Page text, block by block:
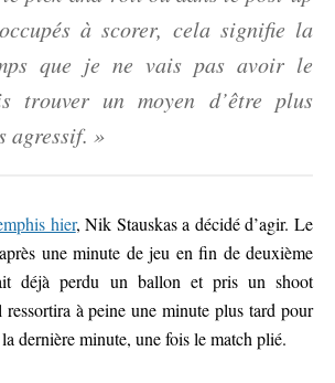
à scorer, cela signifie la
que je ne vais pas avoir le
trouver un moyen d’être plus
agressif. »
hier, Nik Stauskas a décidé d’agir. Le
une minute de jeu en fin de deuxième
déjà perdu un ballon et pris un shoot
à peine une minute plus tard pour
dernière minute, une fois le match plié.